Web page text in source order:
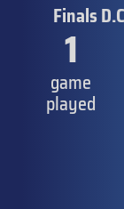
Finals
1
game
played